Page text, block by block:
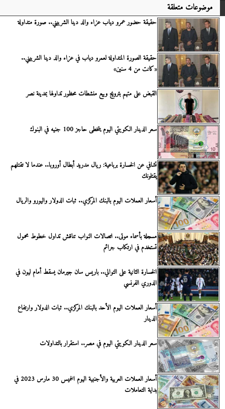
موضوعات متعلقة
حقيقة حضور عمرو دياب عزاء والد دينا الشربيني.. صورة متداولة
حقيقة الصورة المتداولة لعمرو دياب في عزاء والد دينا الشربيني..
«كانت من 4 سنين»
القبض على متهم بترويج وبيع منشطات محظور تداولها بمدينة نصر
سعر الدينار الكويتي اليوم يتخطى حاجز 100 جنيه في البنوك
تشافي عن الخسارة برباعية: ريال مدريد أبطال أوروبا.. عندما لا تقتلهم
يقتلونك
أسعار العملات اليوم بالبنك المركزي.. ثبات الدولار واليورو والريال
مسجلة بأسماء موتى.. اتصالات النواب تناقش تداول خطوط محمول
تستخدم في ارتكاب جرائم
الخسارة الثانية على التوالي.. باريس سان جيرمان يسقط أمام ليون في
الدوري الفرنسي
أسعار العملات اليوم الأحد بالبنك المركزي.. ثبات الدولار وارتفاع
الدينار
سعر الدينار الكويتي اليوم في مصر.. استقرار بالتداولات
أسعار العملات العربية والأجنبية اليوم الخميس 30 مارس 2023 في
بداية التعاملات